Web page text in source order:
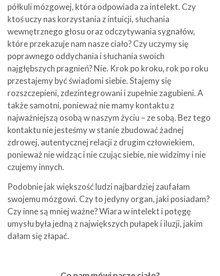
półkuli mózgowej, która odpowiada za intelekt. Czy
ktoś uczy nas korzystania z intuicji, słuchania
wewnętrznego głosu oraz odczytywania sygnałów,
które przekazuje nam nasze ciało? Czy uczymy się
poprawnego oddychania i słuchania swoich
najgłębszych pragnień? Nie. Krok po kroku, rok po roku
przestajemy być świadomi siebie. Stajemy się
rozszczepieni, zdezintegrowani i zupełnie zagubieni. A
także samotni, ponieważ nie mamy kontaktu z
najważniejszą osobą w naszym życiu – ze sobą. Bez tego
kontaktu nie jesteśmy w stanie zbudować żadnej
zdrowej, autentycznej relacji z drugim człowiekiem,
ponieważ nie widząc i nie czując siebie, nie widzimy i nie
czujemy innych.
Podobnie jak większość ludzi najbardziej zaufałam
swojemu mózgowi. Czy to jedyny organ, jaki posiadam?
Czy inne są mniej ważne? Wiara w intelekt i potęgę
umysłu była jedną z największych pułapek i iluzji, jakim
dałam się złapać.